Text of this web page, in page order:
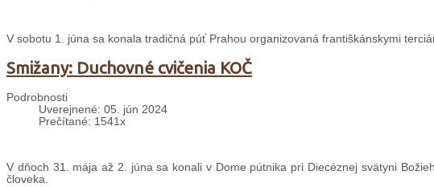
V sobotu 1. júna sa konala tradičná púť Prahou organizovaná františkánskymi
Smižany: Duchovné cvičenia KOČ
Podrobnosti
Uverejnené: 05. jún 2024
Prečítané: 1541x
V dňoch 31. mája až 2. júna sa konali v Dome pútnika pri Diecéznej svätyni
človeka.